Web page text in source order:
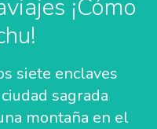
¡Cómo
siete enclaves
sagrada
montaña en el